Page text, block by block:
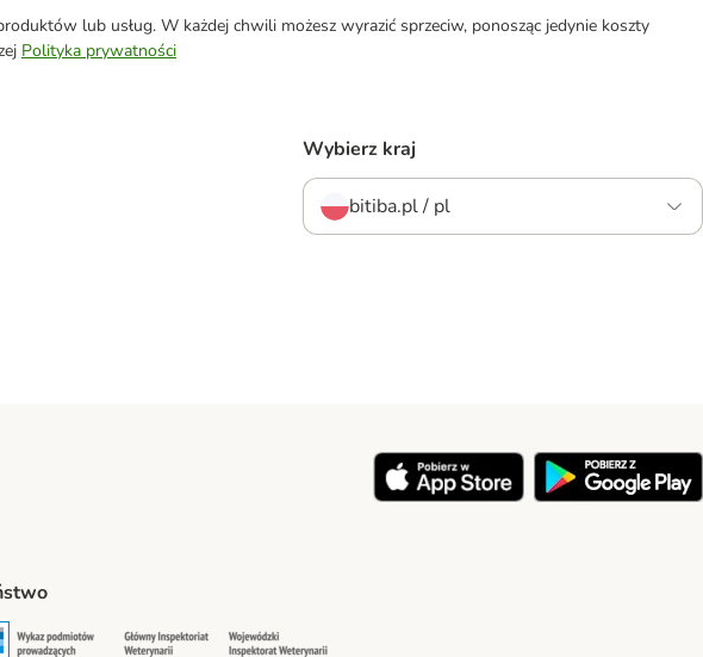
lub usług. W każdej chwili możesz wyrazić sprzeciw, ponosząc jedynie koszty
Polityka prywatności
Wybierz kraj
bitiba.pl / pl
Security Security Security